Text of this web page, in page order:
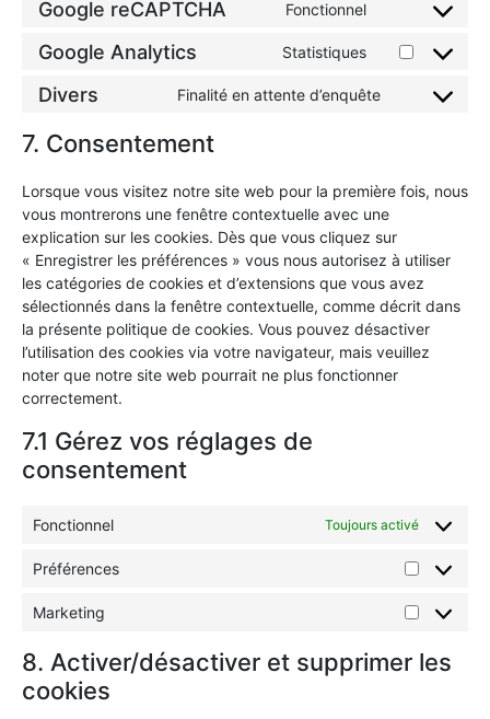
Google reCAPTCHA Fonctionnel
Google Analytics Statistiques
Divers Finalité en attente d’enquête
7. Consentement
Lorsque vous visitez notre site web pour la première fois, nous
vous montrerons une fenêtre contextuelle avec une
explication sur les cookies. Dès que vous cliquez sur
« Enregistrer les préférences » vous nous autorisez à utiliser
les catégories de cookies et d’extensions que vous avez
sélectionnés dans la fenêtre contextuelle, comme décrit dans
la présente politique de cookies. Vous pouvez désactiver
l’utilisation des cookies via votre navigateur, mais veuillez
noter que notre site web pourrait ne plus fonctionner
correctement.
7.1 Gérez vos réglages de
consentement
Fonctionnel Toujours activé
Préférences
Marketing
8. Activer/désactiver et supprimer les
cookies